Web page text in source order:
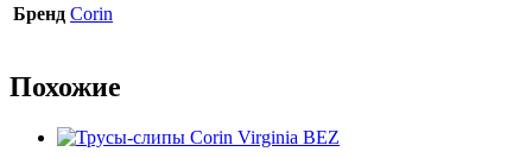
Бренд Corin
Похожие